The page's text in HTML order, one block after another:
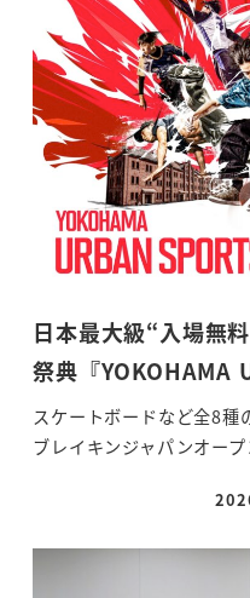
日本最大級“入場無
祭典『YOKOHAMA
スケートボードなど全8種
ブレイキンジャパンオー
投稿